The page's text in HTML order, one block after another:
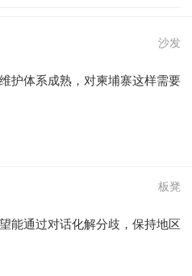
沙发
护体系成熟，对柬埔寨这样需要
板凳
能通过对话化解分歧，保持地区